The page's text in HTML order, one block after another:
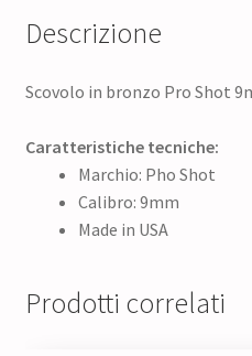
Descrizione
Scovolo in bronzo Pro Shot
Caratteristiche tecniche:
Marchio: Pho Shot
Calibro: 9mm
Made in USA
Prodotti correlati